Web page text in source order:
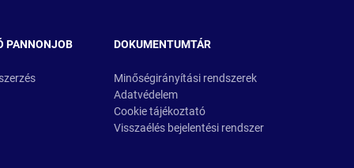
PANNONJOB DOKUMENTUMTÁR
Minőségirányítási rendszerek
Adatvédelem
Cookie tájékoztató
Visszaélés bejelentési rendszer